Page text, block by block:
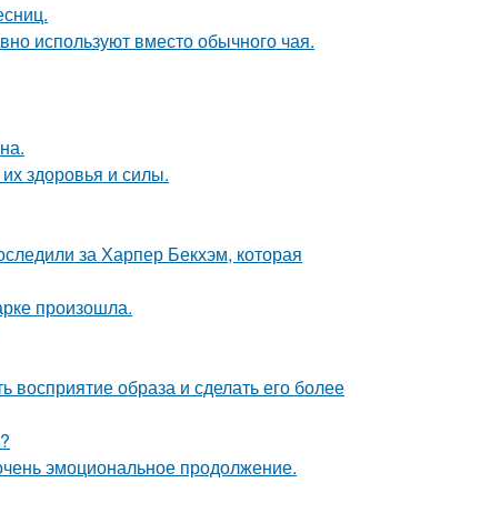
используют вместо обычного чая.
здоровья и силы.
за Харпер Бекхэм, которая
произошла.
образа и сделать его более
эмоциональное продолжение.